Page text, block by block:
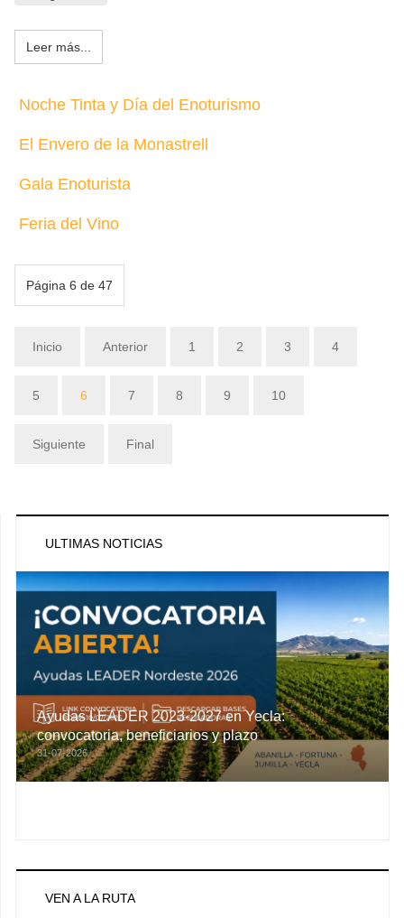
Leer más...
Noche Tinta y Día del Enoturismo
El Envero de la Monastrell
Gala Enoturista
Feria del Vino
Página 6 de 47
Inicio Anterior 1 2 3 4
5 6 7 8 9 10
Siguiente Final
ULTIMAS NOTICIAS
Ayudas LEADER 2023-2027 en Yecla:
convocatoria, beneficiarios y plazo
31-07-2026
VEN A LA RUTA